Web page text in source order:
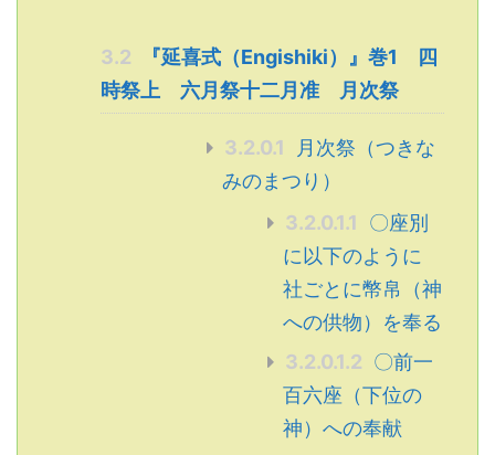
3.2
『延喜式（Engishiki）』巻1 四
時祭上 六月祭十二月准 月次祭
3.2.0.1
月次祭（つきな
みのまつり）
3.2.0.1.1
〇座別
に以下のように
社ごとに幣帛（神
への供物）を奉る
3.2.0.1.2 〇前一
百六座（下位の
神）への奉献